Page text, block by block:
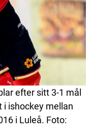
efter sitt 3-1 mål
i ishockey mellan
i Luleå. Foto: